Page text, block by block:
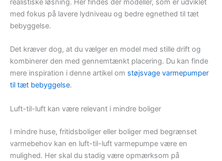
realistiske løsning. Her findes der modeller, som er udviklet
med fokus på lavere lydniveau og bedre egnethed til tæt
bebyggelse.
Det kræver dog, at du vælger en model med stille drift og
kombinerer den med gennemtænkt placering. Du kan finde
mere inspiration i denne artikel om støjsvage varmepumper
til tæt bebyggelse.
Luft-til-luft kan være relevant i mindre boliger
I mindre huse, fritidsboliger eller boliger med begrænset
varmebehov kan en luft-til-luft varmepumpe være en
mulighed. Her skal du stadig være opmærksom på